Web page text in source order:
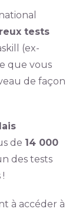
tests
(ex-
que vous
de façon
de 14 000
des tests
à accéder à